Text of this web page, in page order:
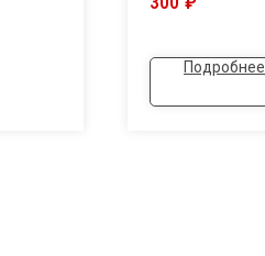
Подробнее